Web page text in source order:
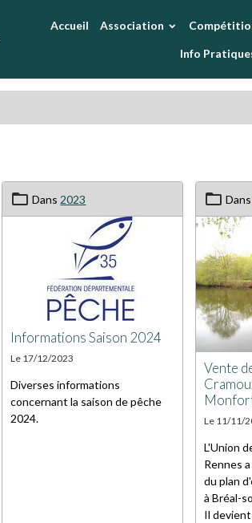
Accueil Association
Info
Dans 2023
Informations Saison 2024
Le 17/12/2023
Diverses informations
concernant la saison de pêche
2024.
Dans
Vente
Le 11/11/
L'Union
Rennes
du plan
à Bréal-
Il devient